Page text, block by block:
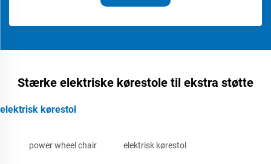
Stærke elektriske kørestole til ekstra støtte
elektrisk kørestol
power wheel chair elektrisk kørestol